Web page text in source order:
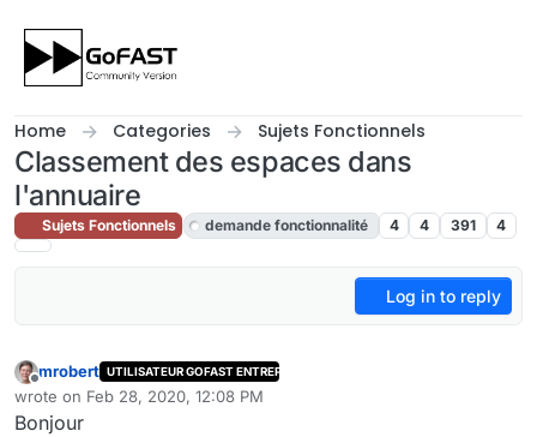
Home Categories Sujets Fonctionnels
Classement des espaces dans
l'annuaire
Sujets Fonctionnels demande fonctionnalité 4 4 391 4
Log in to reply
Offline
mrobert UTILISATEUR GOFAST ENTREPRISE
wrote on Feb 28, 2020, 12:08 PM
last edited by cpotterFeb 28, 2020, 5:29 PM
Bonjour